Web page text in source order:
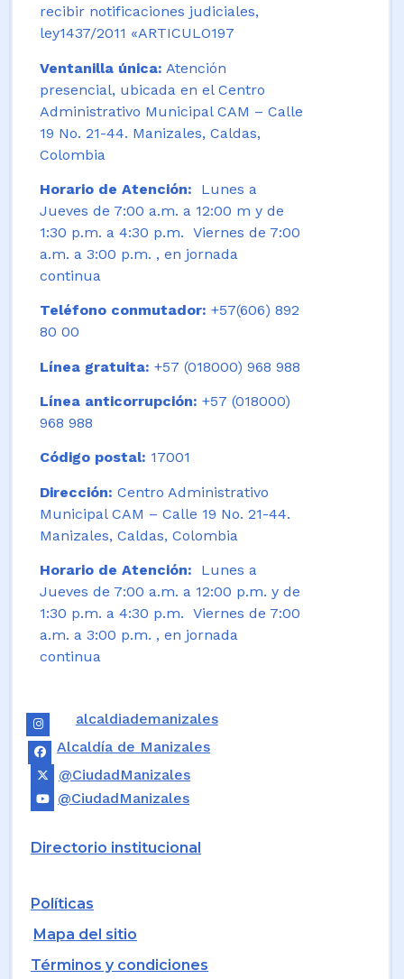
recibir notificaciones judiciales,
ley1437/2011 «ARTICULO197
Ventanilla única: Atención
presencial, ubicada en el Centro
Administrativo Municipal CAM – Calle
19 No. 21-44. Manizales, Caldas,
Colombia
Horario de Atención:
Lunes a
Jueves de 7:00 a.m. a 12:00 m y de
1:30 p.m. a 4:30 p.m. Viernes de 7:00
a.m. a 3:00 p.m. , en jornada
continua
Teléfono conmutador: +57(606) 892
80 00
Línea gratuita: +57 (018000) 968 988
Línea anticorrupción: +57 (018000)
968 988
Código postal: 17001
Dirección: Centro Administrativo
Municipal CAM – Calle 19 No. 21-44.
Manizales, Caldas, Colombia
Horario de Atención: Lunes a
Jueves de 7:00 a.m. a 12:00 p.m. y de
1:30 p.m. a 4:30 p.m. Viernes de 7:00
a.m. a 3:00 p.m. , en jornada
continua
alcaldiademanizales
Alcaldía de Manizales
@CiudadManizales
@CiudadManizales
Directorio institucional
Políticas
Mapa del sitio
Términos y condiciones